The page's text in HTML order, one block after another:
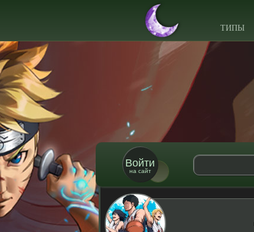
ТИПЫ
Войти
на сайт